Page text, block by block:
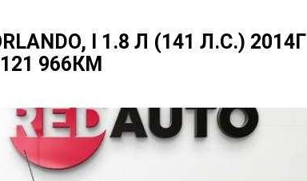
I 1.8 Л (141 Л.С.) 2014Г
966КМ